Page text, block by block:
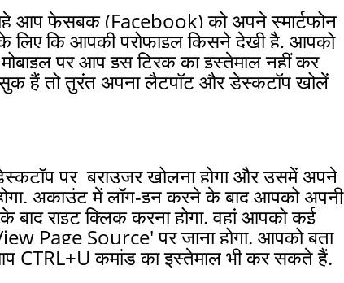
आप फेसबुक (Facebook) को अपने स्मार्टफोन
लिए कि आपकी प्रोफाइल किसने देखी है, आपको
पर आप इस ट्रिक का इस्तेमाल नहीं कर
हैं तो तुरंत अपना लैटपॉट और डेस्कटॉप खोलें
पर ब्राउजर खोलना होगा और उसमें अपने
अकाउंट में लॉग-इन करने के बाद आपको अपनी
बाद राइट क्लिक करना होगा. वहां आपको कई
Page Source' पर जाना होगा. आपको बता
CTRL+U कमांड का इस्तेमाल भी कर सकते हैं.